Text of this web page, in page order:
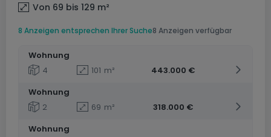
Von 69 bis 129 m²
8 Anzeigen entsprechen Ihrer Suche8 Anzeigen verfügbar
Wohnung
4
101 m²
443.000 €
Wohnung
2
69 m²
318.000 €
Wohnung